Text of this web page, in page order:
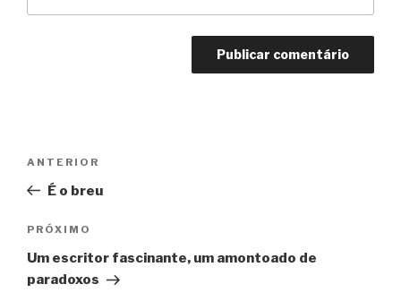
Post
Anterior
ANTERIOR
É o breu
Próximo
PRÓXIMO
Um escritor fascinante, um amontoado de
paradoxos